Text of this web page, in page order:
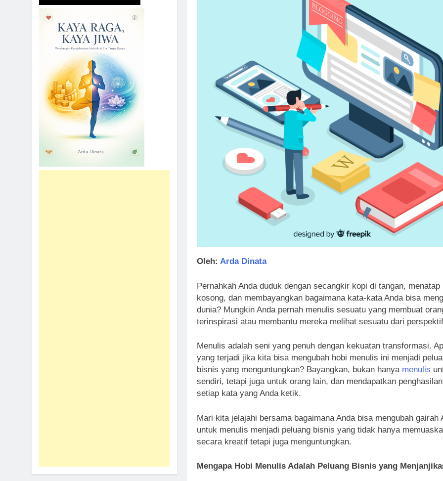
Oleh: Arda Dinata
Pernahkah Anda duduk dengan secangkir kopi di tangan, menatap
kosong, dan membayangkan bagaimana kata-kata Anda bisa
dunia? Mungkin Anda pernah menulis sesuatu yang membuat
terinspirasi atau membantu mereka melihat sesuatu dari
Menulis adalah seni yang penuh dengan kekuatan transformasi.
yang terjadi jika kita bisa mengubah hobi menulis ini menjadi
bisnis yang menguntungkan? Bayangkan, bukan hanya menulis
sendiri, tetapi juga untuk orang lain, dan mendapatkan
setiap kata yang Anda ketik.
Mari kita jelajahi bersama bagaimana Anda bisa mengubah gairah
untuk menulis menjadi peluang bisnis yang tidak hanya
secara kreatif tetapi juga menguntungkan.
Mengapa Hobi Menulis Adalah Peluang Bisnis yang